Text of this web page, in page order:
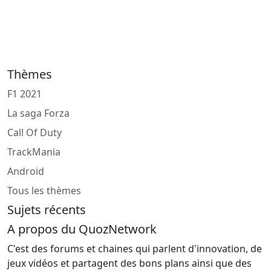
Thèmes
F1 2021
La saga Forza
Call Of Duty
TrackMania
Android
Tous les thèmes
Sujets récents
A propos du QuozNetwork
C'est des forums et chaines qui parlent d'innovation, de
jeux vidéos et partagent des bons plans ainsi que des